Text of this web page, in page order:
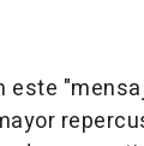
este